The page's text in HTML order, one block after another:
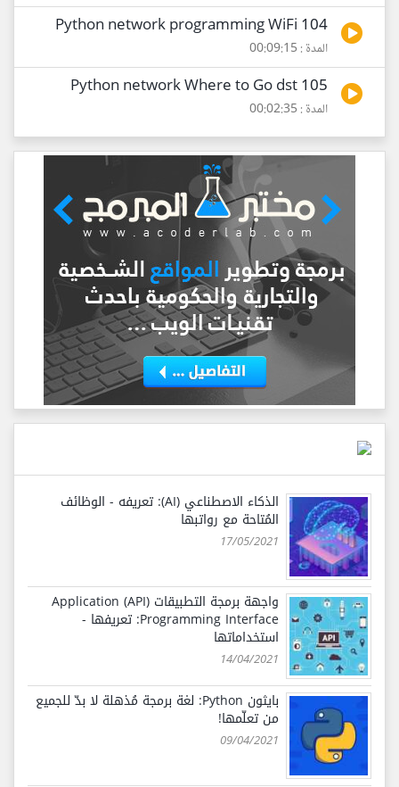
104 Python network programming WiFi
المدة : 00:09:15
105 Python network Where to Go dst
المدة : 00:02:35
الذكاء الاصطناعي (AI): تعريفه - الوظائف
المُتاحة مع رواتبها
17/05/2021
واجهة برمجة التطبيقات (API) Application
Programming Interface: تعريفها -
استخداماتها
14/04/2021
بايثون Python: لغة برمجة مُذهلة لا بدّ للجميع
من تعلّمها!
09/04/2021